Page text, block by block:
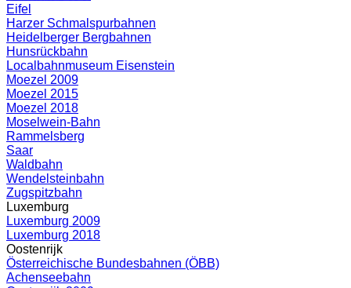
Eifel
Harzer Schmalspurbahnen
Heidelberger Bergbahnen
Hunsrückbahn
Localbahnmuseum Eisenstein
Moezel 2009
Moezel 2015
Moezel 2018
Moselwein-Bahn
Rammelsberg
Saar
Waldbahn
Wendelsteinbahn
Zugspitzbahn
Luxemburg
Luxemburg 2009
Luxemburg 2018
Oostenrijk
Österreichische Bundesbahnen (ÖBB)
Achenseebahn